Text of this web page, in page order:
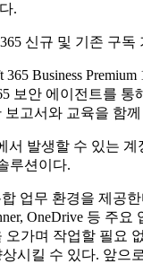
.
신규 및 기존 구
Business
보안 에이전트를
고서와 교육을 함
서 발생할 수 있는
루션이다.
합 업무 환경을 제
OneDrive 등
가며 작업할 필요
시킬 수 있다. 앞으